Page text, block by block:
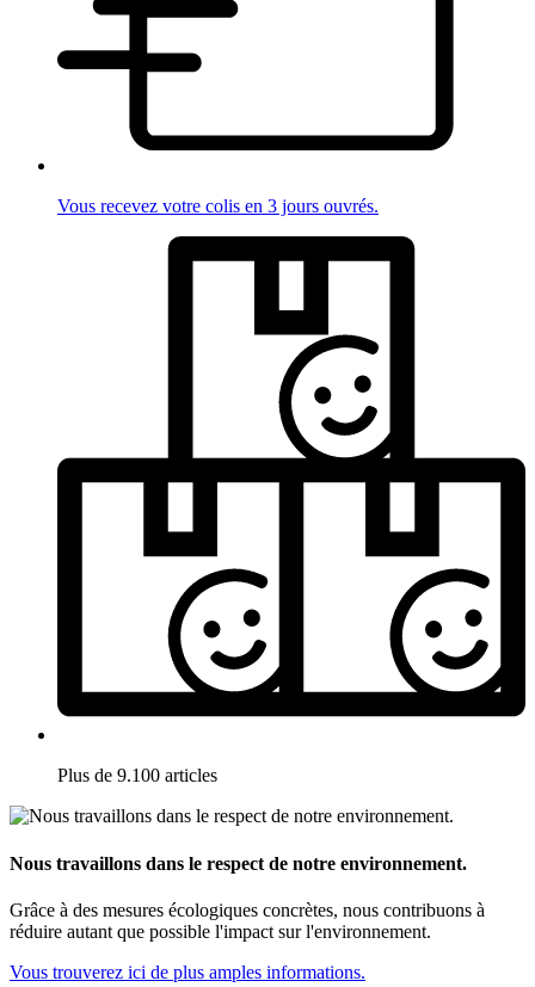
Vous recevez votre colis en 3 jours ouvrés.
Plus de 9.100 articles
Nous travaillons dans le respect de notre environnement.
Grâce à des mesures écologiques concrètes, nous contribuons à
réduire autant que possible l'impact sur l'environnement.
Vous trouverez ici de plus amples informations.